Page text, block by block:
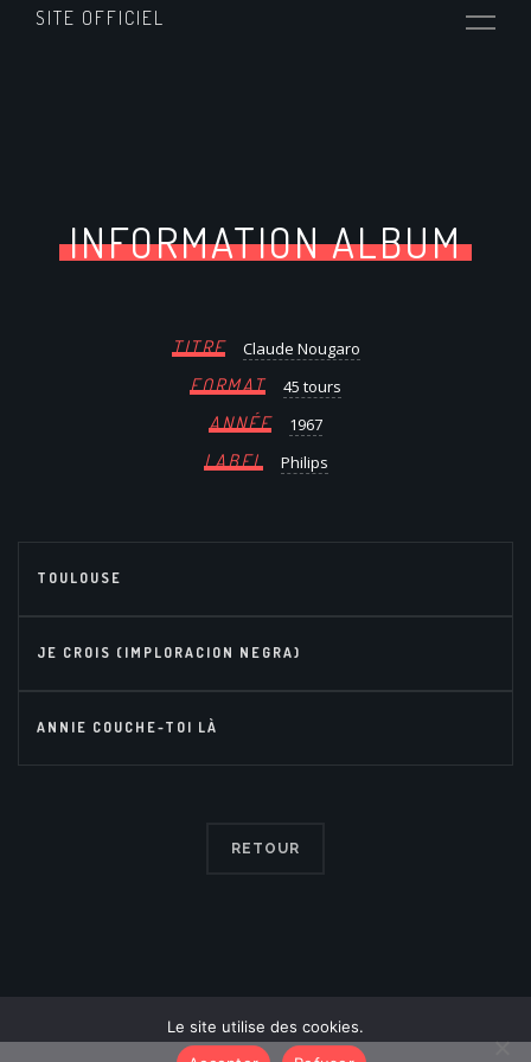
SITE OFFICIEL
INFORMATION ALBUM
TITRE Claude Nougaro
FORMAT 45 tours
ANNÉE 1967
LABEL Philips
TOULOUSE
JE CROIS (IMPLORACION NEGRA)
ANNIE COUCHE-TOI LÀ
RETOUR
Le site utilise des cookies.